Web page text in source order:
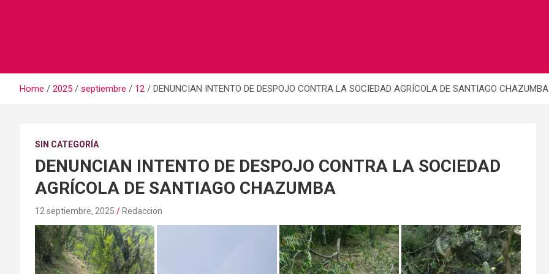
Home 2025 septiembre 12 DENUNCIAN INTENTO DE DESPOJO CONTRA LA SOCIEDAD AGRÍCOLA DE SANTIAGO CHAZUMBA
SIN CATEGORÍA
DENUNCIAN INTENTO DE DESPOJO CONTRA LA SOCIEDAD
AGRÍCOLA DE SANTIAGO CHAZUMBA
12 septiembre, 2025 Redaccion